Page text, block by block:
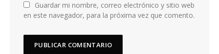
Guardar mi nombre, correo electrónico y sitio web
en este navegador, para la próxima vez que comento.